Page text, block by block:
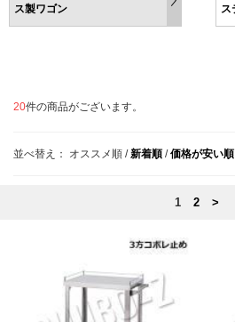
ス製ワゴン
ス
20件の商品がございます。
並べ替え： オススメ順 /新着順 /価格が安い順
1 2 >